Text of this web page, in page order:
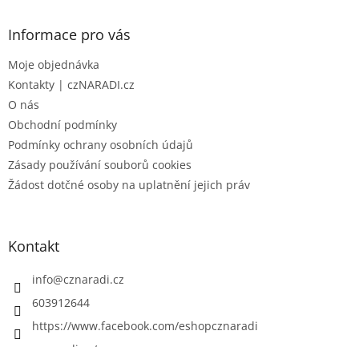
Informace pro vás
Moje objednávka
Kontakty | czNARADI.cz
O nás
Obchodní podmínky
Podmínky ochrany osobních údajů
Zásady používání souborů cookies
Žádost dotčné osoby na uplatnění jejich práv
Kontakt
info@cznaradi.cz
603912644
https://www.facebook.com/eshopcznaradi